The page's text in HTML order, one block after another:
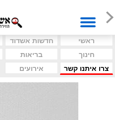
ראשי חדשות אשדוד
חינוך
בריאות
צרו איתנו קשר
אירועים